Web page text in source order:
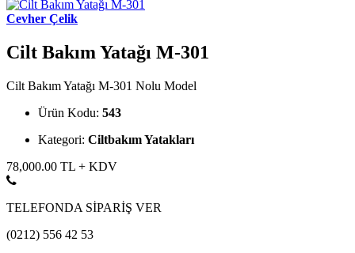
Cevher Çelik
Cilt Bakım Yatağı M-301
Cilt Bakım Yatağı M-301 Nolu Model
Ürün Kodu: 543
Kategori: Ciltbakım Yatakları
78,000.00 TL + KDV
TELEFONDA SİPARİŞ VER
(0212) 556 42 53